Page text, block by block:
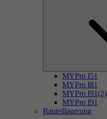
MYPro I51
MYPro I81
MYPro I91(2)
MYPro I91
Bauteillagerung